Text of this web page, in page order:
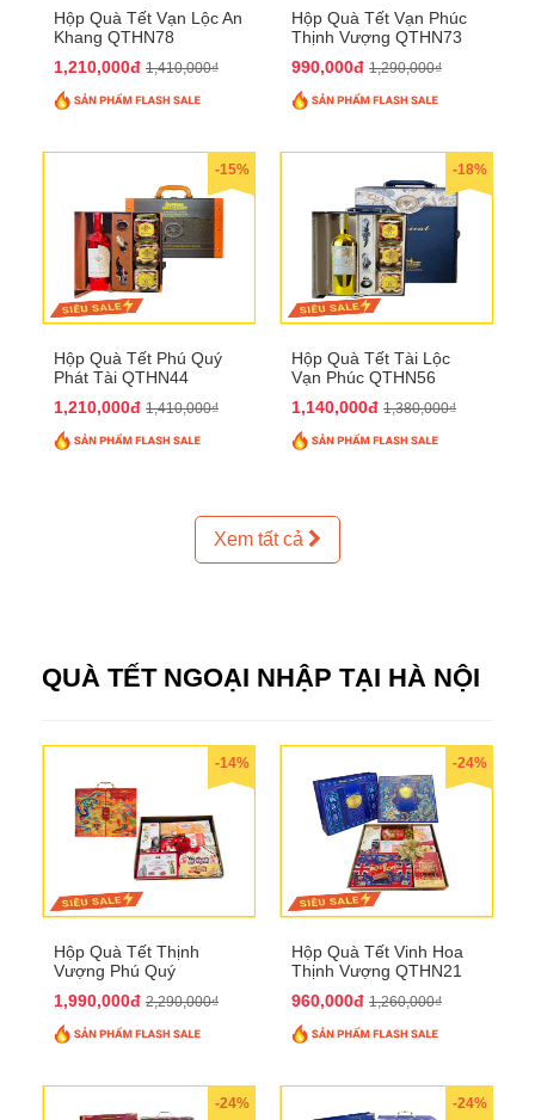
Hộp Quà Tết Vạn Lộc An
Khang QTHN78
1,210,000đ 1,410,000₫
Hộp Quà Tết Vạn Phúc
Thịnh Vượng QTHN73
990,000đ 1,290,000₫
-15%
Hộp Quà Tết Phú Quý
Phát Tài QTHN44
1,210,000đ 1,410,000₫
-18%
Hộp Quà Tết Tài Lộc
Vạn Phúc QTHN56
1,140,000đ 1,380,000₫
Xem tất cả
QUÀ TẾT NGOẠI NHẬP TẠI HÀ NỘI
-14%
Hộp Quà Tết Thịnh
Vượng Phú Quý
1,990,000đ 2,290,000₫
-24%
Hộp Quà Tết Vinh Hoa
Thịnh Vượng QTHN21
960,000đ 1,260,000₫
-24% -24%